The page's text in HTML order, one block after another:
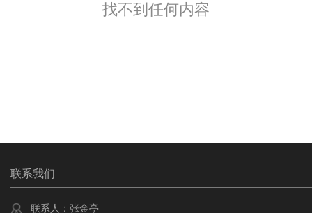
找不到任何内容
联系我们
联系人：张金亭